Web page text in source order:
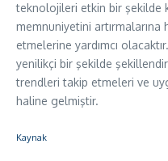
teknolojileri etkin bir şekilde
memnuniyetini artırmalarına
etmelerine yardımcı
yenilikçi bir şekilde
trendleri takip etmeleri ve
haline gelmiştir.
Kaynak